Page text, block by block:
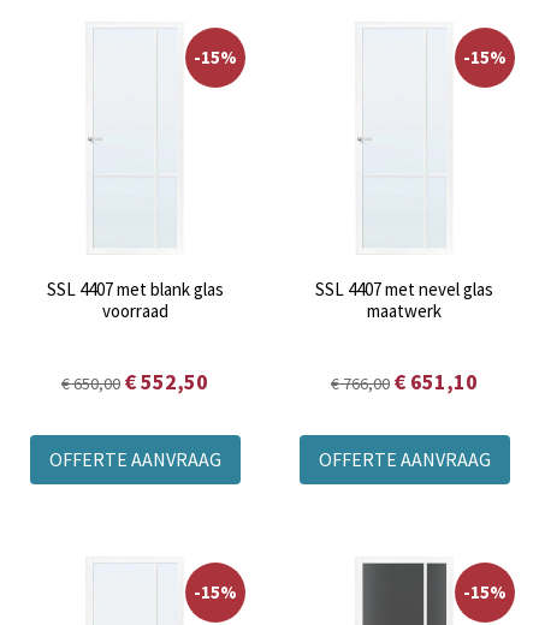
-15%
SSL 4407 met blank glas
voorraad
€ 650,00 € 552,50
OFFERTE AANVRAAG
-15%
SSL 4407 met nevel glas
maatwerk
€ 766,00 € 651,10
OFFERTE AANVRAAG
-15% -15%